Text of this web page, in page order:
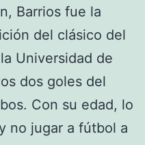
Barrios fue la
del clásico del
Universidad de
dos goles del
Con su edad, lo
no jugar a fútbol a